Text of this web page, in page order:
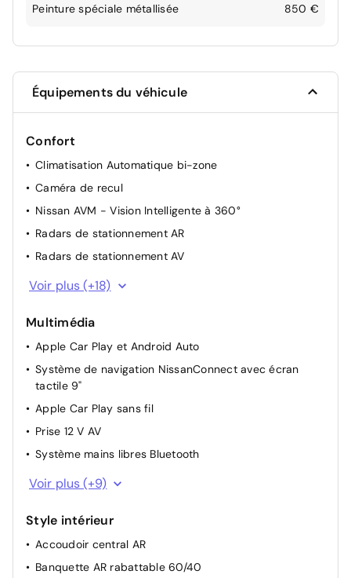
Peinture spéciale métallisée 850 €
Équipements du véhicule
Confort
Climatisation Automatique bi-zone
Caméra de recul
Nissan AVM - Vision Intelligente à 360°
Radars de stationnement AR
Radars de stationnement AV
Poignées de maintien AV et AR
Système d'ouverture et de démarrage sans clé
"Intelligent key"
Différentiel AR à glissement limité
Pare-soleil côté conducteur et passager avec miroir
de courtoisie éclairé
Rétroviseur intérieur électrochromatique
Régulateur de vitesse intelligent
Frein à main électrique
Sélection du mode de conduite (ECO, STANDARD et
Voir plus (+18)
Multimédia
Apple Car Play et Android Auto
Système de navigation NissanConnect avec écran
tactile 9"
Apple Car Play sans fil
Prise 12 V AV
Système mains libres Bluetooth
Commandes au volant: contrôle de l'ordinateur de
bord, audio, téléphone, régulateur et limiteur de
Nissan Connect Services
Voir plus (+9)
Style intérieur
Accoudoir central AR
Banquette AR rabattable 60/40